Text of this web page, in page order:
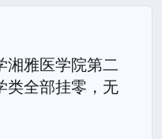
湘雅医学院第二
类全部挂零，无